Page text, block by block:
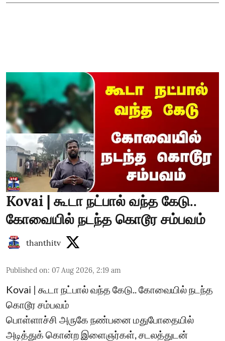
Kovai | கூடா நட்பால் வந்த கேடு..
கோவையில் நடந்த கொடூர சம்பவம்
thanthitv
Published on: 07 Aug 2026, 2:19 am
Kovai | கூடா நட்பால் வந்த கேடு.. கோவையில் நடந்த
கொடூர சம்பவம்
பொள்ளாச்சி அருகே நண்பனை மதுபோதையில்
அடித்துக் கொன்ற இளைஞர்கள், சடலத்துடன்